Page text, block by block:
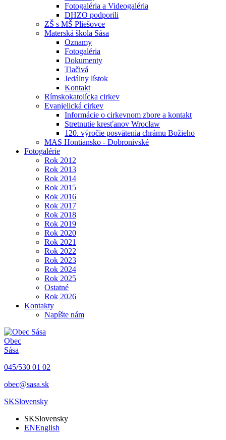
Fotogaléria a Videogaléria
DHZO podporili
ZŠ s MŠ Pliešovce
Materská škola Sása
Oznamy
Fotogaléria
Dokumenty
Tlačivá
Jedálny lístok
Kontakt
Rímskokatolícka cirkev
Evanjelická cirkev
Informácie o cirkevnom zbore a kontakt
Stretnutie kresťanov Wrocław
120. výročie posvätenia chrámu Božieho
MAS Hontiansko - Dobronivské
Fotogalérie
Rok 2012
Rok 2013
Rok 2014
Rok 2015
Rok 2016
Rok 2017
Rok 2018
Rok 2019
Rok 2020
Rok 2021
Rok 2022
Rok 2023
Rok 2024
Rok 2025
Ostatné
Rok 2026
Kontakty
Napíšte nám
Obec
Sása
045/530 01 02
obec@sasa.sk
SKSlovensky
SKSlovensky
ENEnglish